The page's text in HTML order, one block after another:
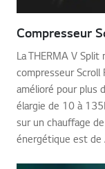
Compresseur
La THERMA V
compresseur Scroll
amélioré pour plus
élargie de 10 à
sur un chauffage de
énergétique est de